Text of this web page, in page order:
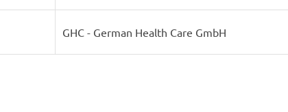
GHC - German Health Care GmbH